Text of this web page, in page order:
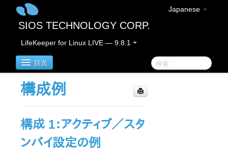
Japanese
SIOS TECHNOLOGY CORP.
LifeKeeper for Linux LIVE — 9.8.1
目次
LifeKeeper for Linux
LifeKeeper for Linux リリースノート
概要
構成例
構成 1：アクティブ／スタ
ンバイ設定の例